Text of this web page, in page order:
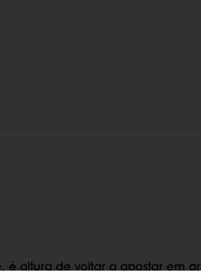
altura de voltar a apostar em